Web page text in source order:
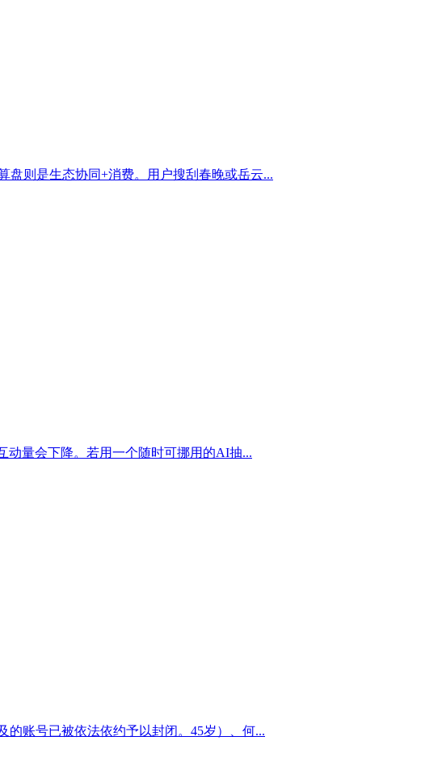
盘则是生态协同+消费。用户搜刮春晚或岳云...
动量会下降。若用一个随时可挪用的AI抽...
账号已被依法依约予以封闭。45岁）、何...